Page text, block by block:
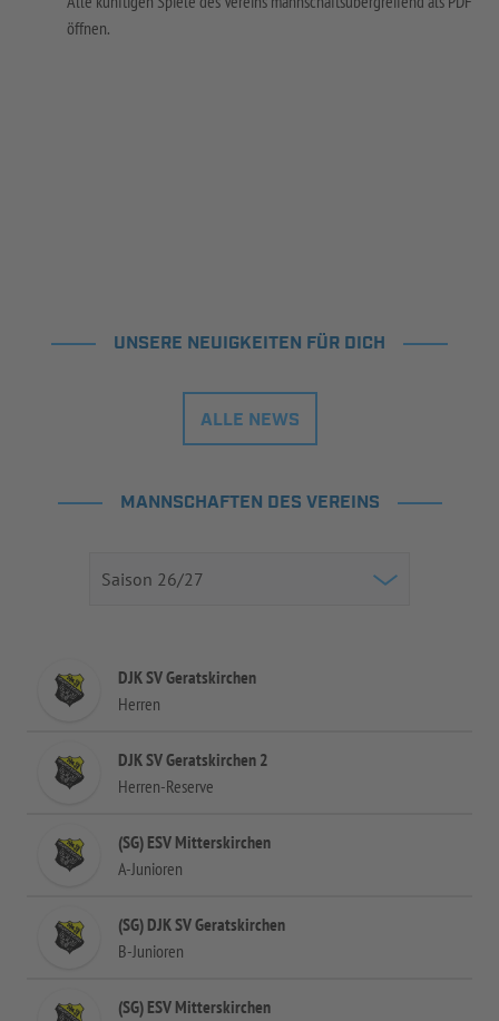
öffnen.
UNSERE NEUIGKEITEN FÜR DICH
ALLE NEWS
MANNSCHAFTEN DES VEREINS
DJK SV Geratskirchen
Herren
DJK SV Geratskirchen 2
Herren-Reserve
(SG) ESV Mitterskirchen
A-Junioren
(SG) DJK SV Geratskirchen
B-Junioren
(SG) ESV Mitterskirchen